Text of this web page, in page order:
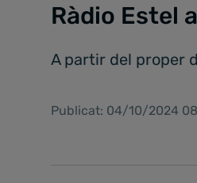
Ràdio Estel
A partir del proper
Publicat: 04/10/2024